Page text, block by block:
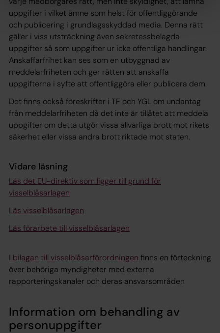
uppgifter i vilket ämne som helst för offentliggörande
och publicering i grundlagsskyddad media. Denna rätt
gäller i viss utsträckning även sekretessbelagda
uppgifter så som uppgifter ur icke offentliga handlingar.
Anskaffarfrihet kan ses som en utbyggnad av
meddelarfriheten och ger rätten att anskaffa
uppgifterna i syfte att offentliggöra eller publicera dem.
Det finns också föreskrifter i TF och YGL om undantag
från meddelarfriheten då det inte är tillåtet att meddela
uppgifter om detta utgör vissa allvarliga brott mot rikets
säkerhet eller vissa andra brott riktade mot staten.
Vidare läsning
Läs det EU-direktiv som ligger till grund för
visselblåsarlagen
Läs visselblåsarlagen
Läs förarbete till visselblåsarlagen
I bilagan till visselblåsarförordningen finns en förteckning
över behöriga myndigheter med externa
rapporteringskanaler och deras ansvarsområden
Information om behandling av
personuppgifter